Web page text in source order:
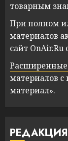
товарным
При полном
материалов
сайт OnAir.Ru
материалов
материал».
РЕДАКЦИЯ